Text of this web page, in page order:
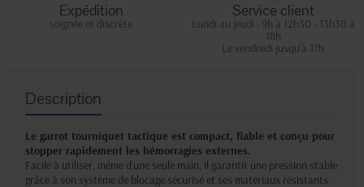
Expédition
soignée et discrète
Service client
Lundi au jeudi : 9h à 12h30 - 13h30 à
18h
Le vendredi jusqu'à 17h
Description
Le garrot tourniquet tactique est compact, fiable et conçu pour
stopper rapidement les hémorragies externes.
Facile à utiliser, même d’une seule main, il garantit une pression stable
grâce à son système de blocage sécurisé et ses matériaux résistants.